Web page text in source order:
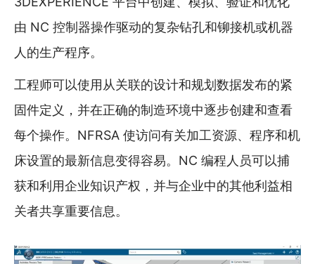
由 NC 控制器操作驱动的复杂钻孔和铆接机或机器
人的生产程序。
工程师可以使用从关联的设计和规划数据发布的紧
固件定义，并在正确的制造环境中逐步创建和查看
每个操作。NFRSA 使访问有关加工资源、程序和机
床设置的最新信息变得容易。NC 编程人员可以捕
获和利用企业知识产权，并与企业中的其他利益相
关者共享重要信息。